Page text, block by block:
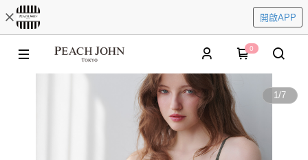
開啟APP
0
1/7